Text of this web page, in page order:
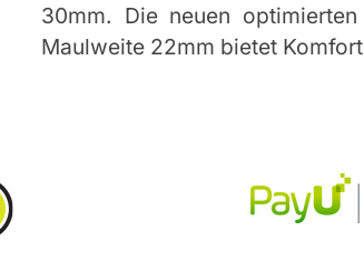
30mm. Die neuen
Maulweite 22mm bietet